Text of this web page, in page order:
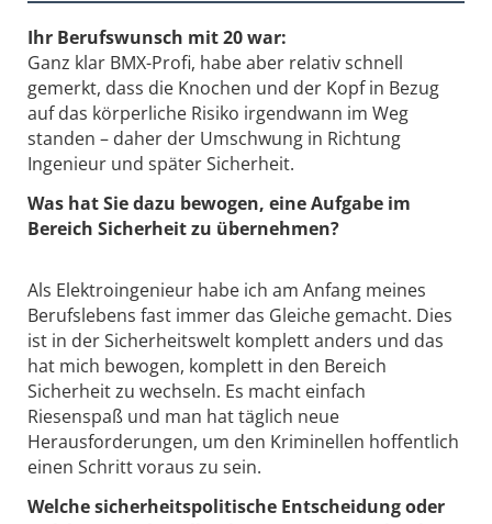
Ihr Berufswunsch mit 20 war:
Ganz klar BMX-Profi, habe aber relativ schnell
gemerkt, dass die Knochen und der Kopf in Bezug
auf das körperliche Risiko irgendwann im Weg
standen – daher der Umschwung in Richtung
Ingenieur und später Sicherheit.
Was hat Sie dazu bewogen, eine Aufgabe im
Bereich Sicherheit zu übernehmen?
Als Elektroingenieur habe ich am Anfang meines
Berufslebens fast immer das Gleiche gemacht. Dies
ist in der Sicherheitswelt komplett anders und das
hat mich bewogen, komplett in den Bereich
Sicherheit zu wechseln. Es macht einfach
Riesenspaß und man hat täglich neue
Herausforderungen, um den Kriminellen hoffentlich
einen Schritt voraus zu sein.
Welche sicherheitspolitische Entscheidung oder